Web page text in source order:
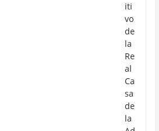
iti
vo
de
la
Re
al
Ca
sa
de
la